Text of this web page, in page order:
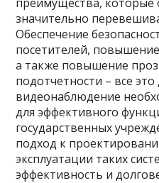
значительно
Обеспечение
посетителей,
а также повышение
подотчетности – все это
видеонаблюдение
для эффективного
государственных
подход к
эксплуатации таких
эффективность и